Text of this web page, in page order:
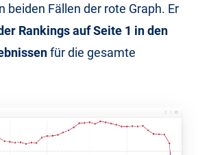
beiden Fällen der rote Graph. Er
Rankings auf Seite 1 in den
für die gesamte